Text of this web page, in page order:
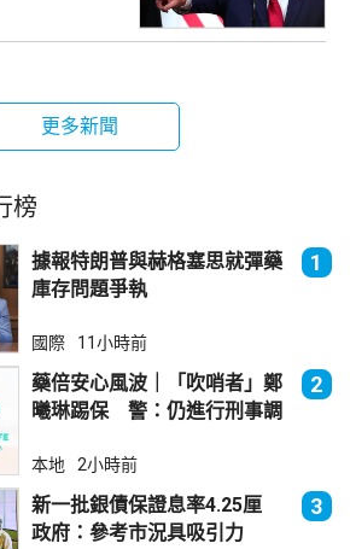
更多新聞
榜
據報特朗普與赫格塞思就彈藥
庫存問題爭執
1
國際 11小時前
藥倍安心風波｜「吹哨者」鄭
曦琳踢保 警：仍進行刑事調
2
本地 2小時前
新一批銀債保證息率4.25厘
政府：參考市況具吸引力
3